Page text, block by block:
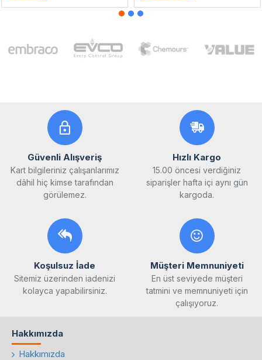
Güvenli Alışveriş
Kart bilgileriniz çalışanlarımız
dâhil hiç kimse tarafından
görülemez.
Hızlı Kargo
15.00 öncesi verdiğiniz
siparişler hafta içi aynı gün
kargoda.
Koşulsuz İade
Sitemiz üzerinden iadenizi
kolayca yapabilirsiniz.
Müşteri Memnuniyeti
En üst seviyede müşteri
tatmini ve memnuniyeti için
çalışıyoruz.
Hakkımızda
Hakkımızda